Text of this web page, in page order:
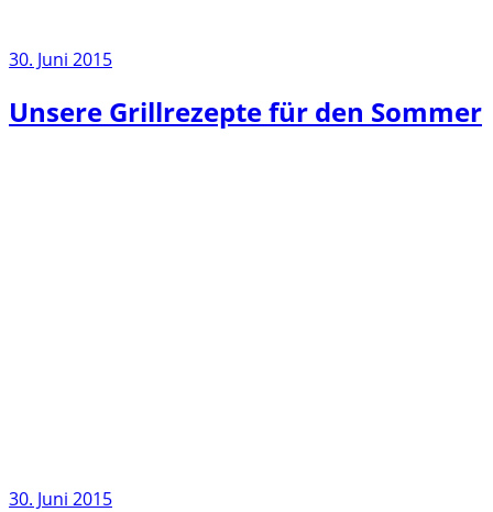
30. Juni 2015
Unsere Grillrezepte für den Sommer
30. Juni 2015